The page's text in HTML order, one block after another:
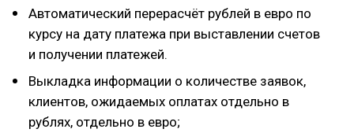
Автоматический перерасчёт рублей в евро по
курсу на дату платежа при выставлении счетов
и получении платежей.
Выкладка информации о количестве заявок,
клиентов, ожидаемых оплатах отдельно в
рублях, отдельно в евро;